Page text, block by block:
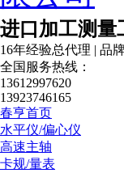
进口加工测量
16年经验总代理 | 品
全国服务热线：
13612997620
13923746165
春亨首页
水平仪/偏心仪
高速主轴
卡规/量表